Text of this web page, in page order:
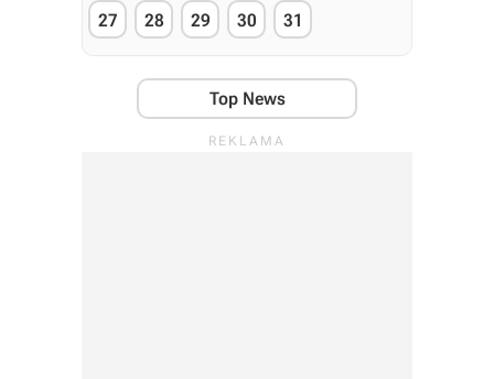
27 28 29 30 31
Top News